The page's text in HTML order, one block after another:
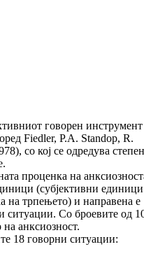
го­ворен инструмент
Fiedler, P.A. Standop, R.
со кој се одредува
про­цен­ка на
(субјективни
на тр­пе­ње­то) и направена е
ситуации. Со броевите од
анк­сиозност.
18 говорни ситуации: